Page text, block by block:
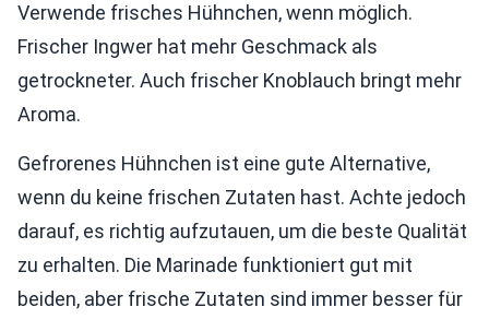
Verwende frisches Hühnchen, wenn möglich.
Frischer Ingwer hat mehr Geschmack als
getrockneter. Auch frischer Knoblauch bringt mehr
Aroma.
Gefrorenes Hühnchen ist eine gute Alternative,
wenn du keine frischen Zutaten hast. Achte jedoch
darauf, es richtig aufzutauen, um die beste Qualität
zu erhalten. Die Marinade funktioniert gut mit
beiden, aber frische Zutaten sind immer besser für